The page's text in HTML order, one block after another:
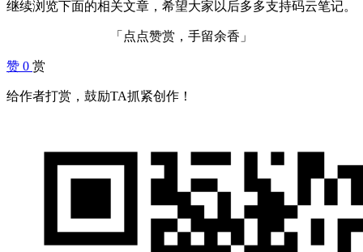
继续浏览下面的相关文章，希望大家以后多多支持码云笔记。
「点点赞赏，手留余香」
赞 0 赏
给作者打赏，鼓励TA抓紧创作！